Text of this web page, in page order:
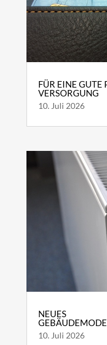
FÜR EINE GUTE
VERSORGUNG
10. Juli 2026
NEUES
10. Juli 2026